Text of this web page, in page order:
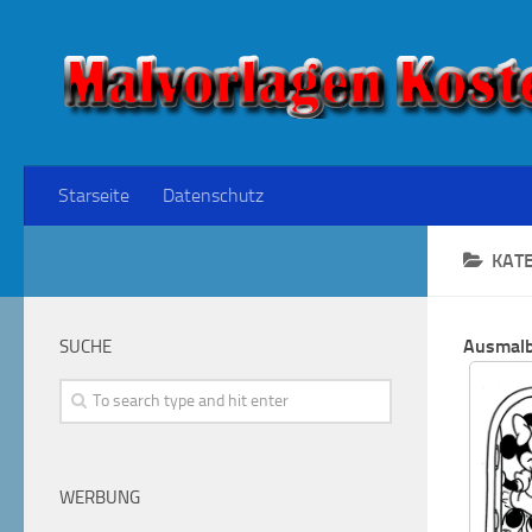
Starseite Datenschutz
SUCHE
WERBUNG